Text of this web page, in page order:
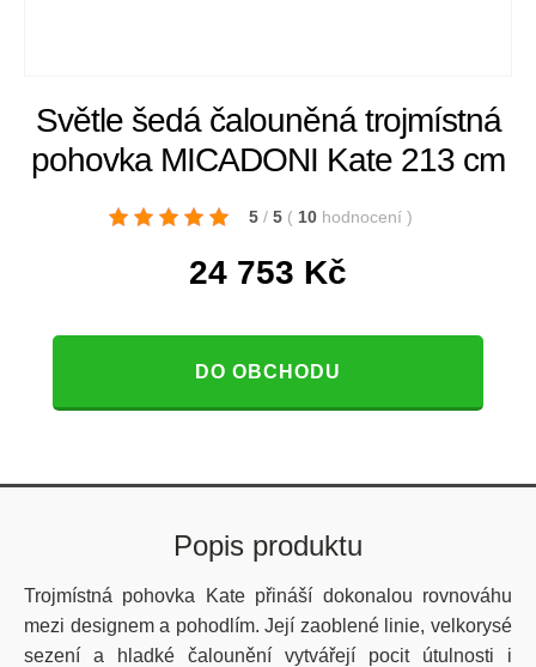
Světle šedá čalouněná trojmístná
pohovka MICADONI Kate 213 cm
5 / 5 ( 10 hodnocení )
24 753 Kč
DO OBCHODU
Popis produktu
Trojmístná pohovka Kate přináší dokonalou rovnováhu
mezi designem a pohodlím. Její zaoblené linie, velkorysé
sezení a hladké čalounění vytvářejí pocit útulnosti i